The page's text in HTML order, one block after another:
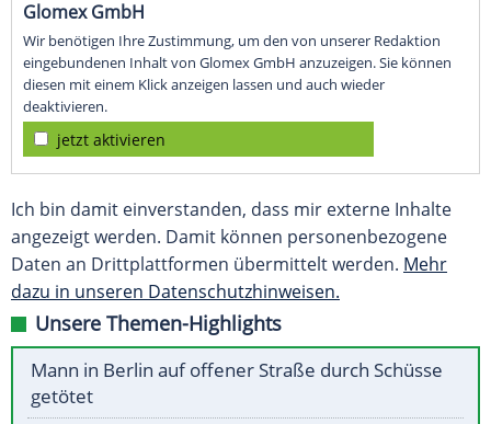
Glomex GmbH
Wir benötigen Ihre Zustimmung, um den von unserer Redaktion
eingebundenen Inhalt von Glomex GmbH anzuzeigen. Sie können
diesen mit einem Klick anzeigen lassen und auch wieder
deaktivieren.
jetzt aktivieren
Ich bin damit einverstanden, dass mir externe Inhalte
angezeigt werden. Damit können personenbezogene
Daten an Drittplattformen übermittelt werden. Mehr
dazu in unseren Datenschutzhinweisen.
Unsere Themen-Highlights
Mann in Berlin auf offener Straße durch Schüsse
getötet